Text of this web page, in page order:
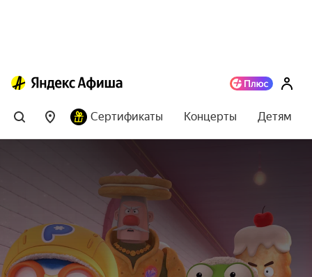
Сертификаты Концерты Детям